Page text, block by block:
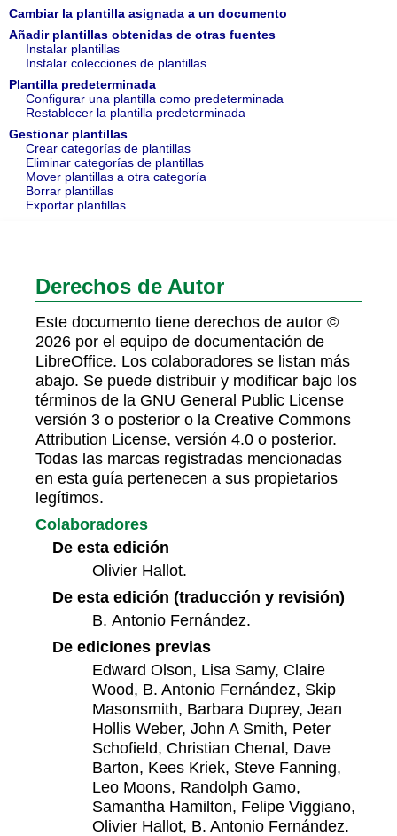
Derechos de Autor
Este documento tiene derechos de autor ©
2026 por el equipo de documentación de
LibreOffice. Los colaboradores se listan más
abajo. Se puede distribuir y modificar bajo los
términos de la GNU General Public License
versión 3 o posterior o la Creative Commons
Attribution License, versión 4.0 o posterior.
Todas las marcas registradas mencionadas
en esta guía pertenecen a sus propietarios
legítimos.
Colaboradores
De esta edición
Olivier Hallot.
De esta edición (traducción y revisión)
B. Antonio Fernández.
De ediciones previas
Edward Olson, Lisa Samy, Claire
Wood, B. Antonio Fernández, ‍Skip
Masonsmith, Barbara Duprey, Jean
Hollis Weber, John A Smith, Peter
Schofield, Christian Chenal, Dave
Barton, Kees Kriek, Steve Fanning,
Leo Moons, Randolph Gamo,
Samantha Hamilton, Felipe Viggiano,
Olivier Hallot, B. Antonio Fernández.
Cambiar la plantilla asignada a un documento
Añadir plantillas obtenidas de otras fuentes
Instalar plantillas
Instalar colecciones de plantillas
Plantilla predeterminada
Configurar una plantilla como predeterminada
Restablecer la plantilla predeterminada
Gestionar plantillas
Crear categorías de plantillas
Eliminar categorías de plantillas
Mover plantillas a otra categoría
Borrar plantillas
Exportar plantillas